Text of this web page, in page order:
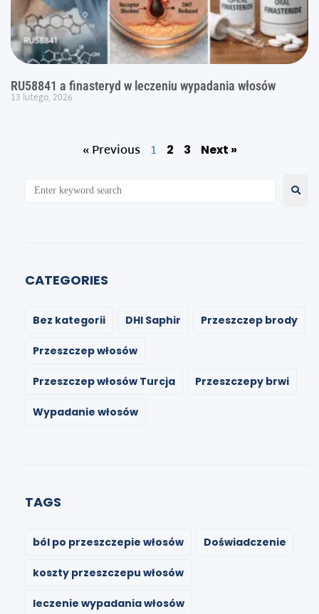
RU58841 a finasteryd w leczeniu wypadania włosów
13 lutego, 2026
« Previous 1 2 3 Next »
CATEGORIES
Bez kategorii DHI Saphir Przeszczep brody
Przeszczep włosów
Przeszczep włosów Turcja Przeszczepy brwi
Wypadanie włosów
TAGS
ból po przeszczepie włosów Doświadczenie
koszty przeszczepu włosów
leczenie wypadania włosów